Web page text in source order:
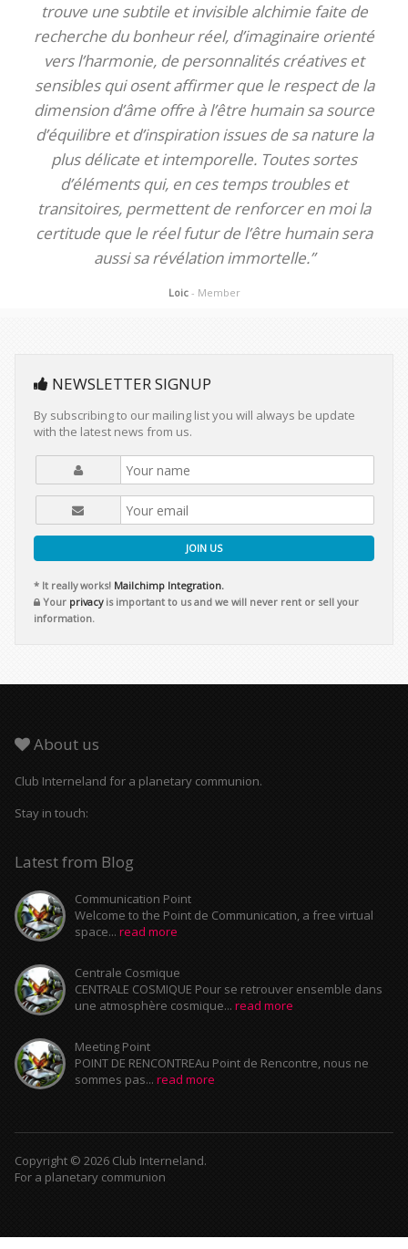
trouve une subtile et invisible alchimie faite de
recherche du bonheur réel, d’imaginaire orienté
vers l’harmonie, de personnalités créatives et
sensibles qui osent affirmer que le respect de la
dimension d’âme offre à l’être humain sa source
d’équilibre et d’inspiration issues de sa nature la
plus délicate et intemporelle. Toutes sortes
d’éléments qui, en ces temps troubles et
transitoires, permettent de renforcer en moi la
certitude que le réel futur de l’être humain sera
aussi sa révélation immortelle.”
Loic - Member
NEWSLETTER SIGNUP
By subscribing to our mailing list you will always be update
with the latest news from us.
JOIN US
* It really works! Mailchimp Integration.
Your privacyis important to us and we will never rent or sell your
information.
About us
Club Interneland for a planetary communion.
Stay in touch:
Latest from Blog
Communication Point
Welcome to the Point de Communication, a free virtual
space... read more
Centrale Cosmique
CENTRALE COSMIQUE Pour se retrouver ensemble dans
une atmosphère cosmique... read more
Meeting Point
POINT DE RENCONTREAu Point de Rencontre, nous ne
sommes pas... read more
Copyright © 2026 Club Interneland.
For a planetary communion